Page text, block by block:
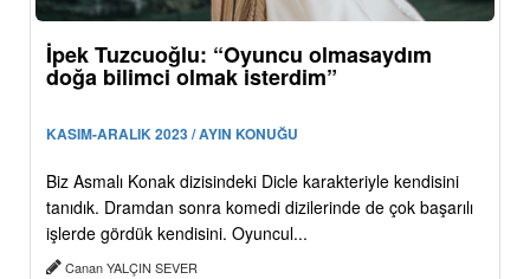
İpek Tuzcuoğlu: “Oyuncu olmasaydım
doğa bilimci olmak isterdim”
KASIM-ARALIK 2023 / AYIN KONUĞU
Biz Asmalı Konak dizisindeki Dicle karakteriyle kendisini
tanıdık. Dramdan sonra komedi dizilerinde de çok başarılı
işlerde gördük kendisini. Oyuncul...
Canan YALÇIN SEVER